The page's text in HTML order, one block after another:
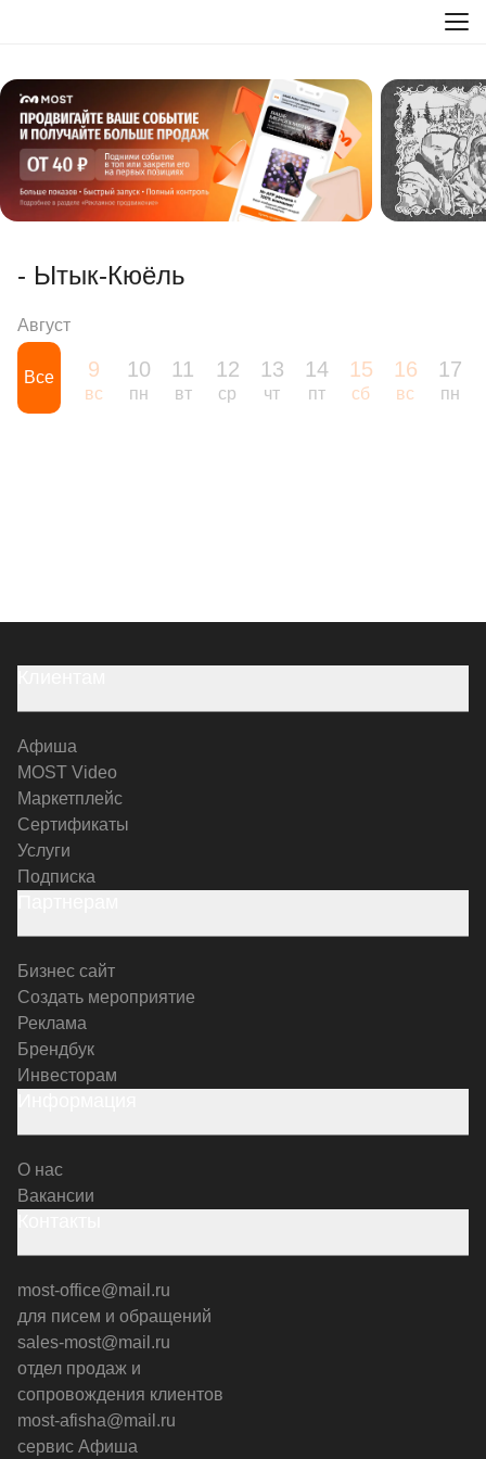
- Ытык-Кюёль
Все
Август
9
вс
10
пн
11
вт
12
ср
13
чт
14
пт
15
сб
16
вс
17
пн
Афиша
MOST Video
Маркетплейс
Сертификаты
Услуги
Подписка
Бизнес сайт
Создать мероприятие
Реклама
Брендбук
Инвесторам
О нас
Вакансии
most-office@mail.ru
для писем и обращений
sales-most@mail.ru
отдел продаж и
сопровождения клиентов
most-afisha@mail.ru
сервис Афиша